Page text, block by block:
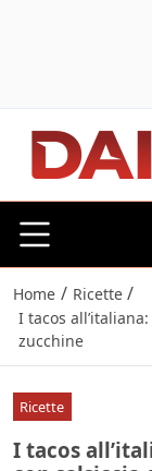
Home / Ricette /
I tacos
zucchine
Ricette
I tacos